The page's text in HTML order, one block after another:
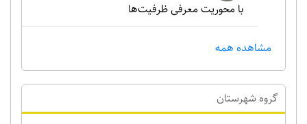
با محوریت معرفی ظرفیت‌ها
مشاهده همه
گروه شهرستان